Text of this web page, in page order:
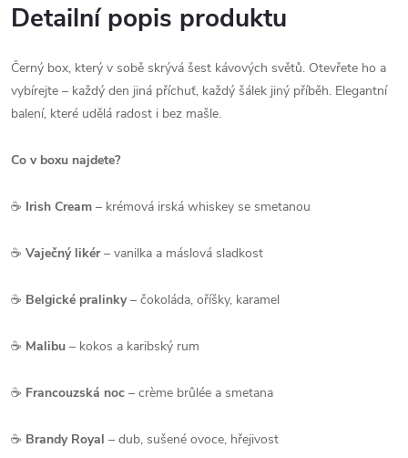
Detailní popis produktu
Černý box, který v sobě skrývá šest kávových světů. Otevřete ho a
vybírejte – každý den jiná příchuť, každý šálek jiný příběh. Elegantní
balení, které udělá radost i bez mašle.
Co v boxu najdete?
☕ Irish Cream – krémová irská whiskey se smetanou
☕ Vaječný likér– vanilka a máslová sladkost
☕ Belgické pralinky– čokoláda, oříšky, karamel
☕ Malibu – kokos a karibský rum
☕ Francouzská noc – crème brûlée a smetana
☕ Brandy Royal – dub, sušené ovoce, hřejivost